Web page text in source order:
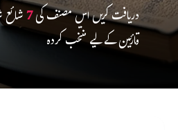
دریافت کریں اس مصنف کی7
قارئین کے لیے منتخب کردہ